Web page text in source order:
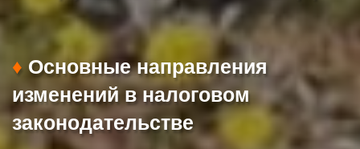
♦ Основные направления
изменений в налоговом
законодательстве